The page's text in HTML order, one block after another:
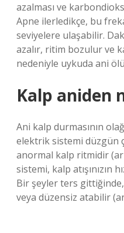
azalması ve
Apne ilerledikçe, bu
seviyelere ulaşabilir.
azalır, ritim bozulur ve
nedeniyle uykuda ani
Kalp aniden
Ani kalp durmasının
elektrik sistemi düzgün
anormal kalp ritmidir
sistemi, kalp atışınızın
Bir şeyler ters gittiğinde,
veya düzensiz atabilir